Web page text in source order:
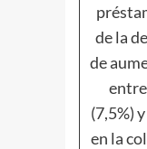
de la
de
(7,5%)
en la